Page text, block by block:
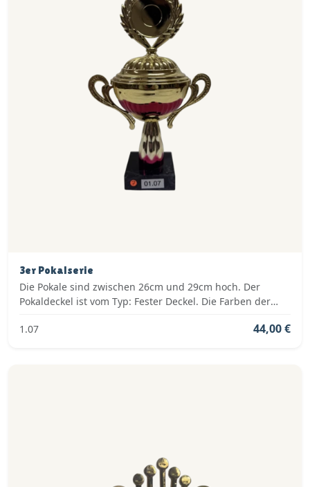
3er Pokalserie
Die Pokale sind zwischen 26cm und 29cm hoch. Der
Pokaldeckel ist vom Typ: Fester Deckel. Die Farben der
1.07
44,00 €